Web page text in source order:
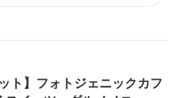
ト】フォトジェニックカフ